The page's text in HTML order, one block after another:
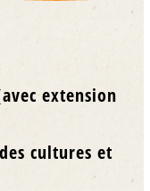
extension
cultures et